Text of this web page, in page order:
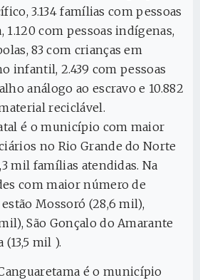
3.134 famílias com pessoas
1.120 com pessoas indígenas,
83 com crianças em
infantil, 2.439 com pessoas
análogo ao escravo e 10.882
reciclável.
é o município com maior
no Rio Grande do Norte
mil famílias atendidas. Na
com maior número de
Mossoró (28,6 mil),
São Gonçalo do Amarante
(13,5 mil ).
é o município